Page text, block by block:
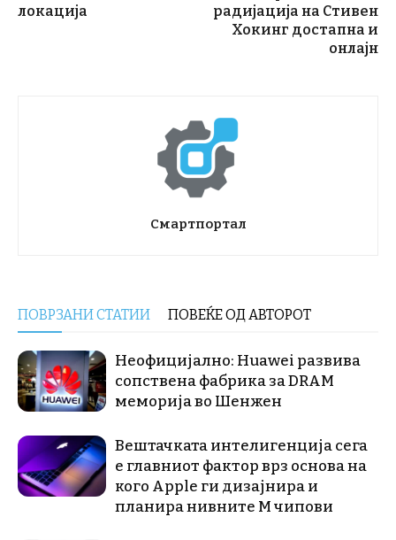
локација
радијација на Стивен
Хокинг достапна и
онлајн
Смартпортал
ПОВРЗАНИ СТАТИИ ПОВЕЌЕ ОД АВТОРОТ
Неофицијално: Huawei развива
сопствена фабрика за DRAM
меморија во Шенжен
Вештачката интелигенција сега
е главниот фактор врз основа на
кого Apple ги дизајнира и
планира нивните М чипови